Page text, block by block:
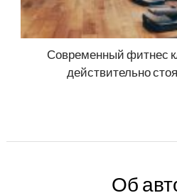
Современный фитнес
действительно
Об